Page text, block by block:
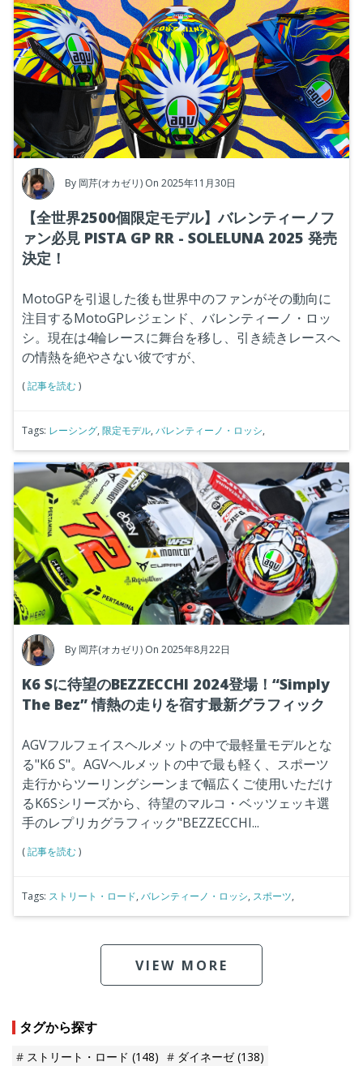
By 岡芹(オカゼリ) On 2025年11月30日
【全世界2500個限定モデル】バレンティーノフ
ァン必見 PISTA GP RR - SOLELUNA 2025 発売
決定！
MotoGPを引退した後も世界中のファンがその動向に
注目するMotoGPレジェンド、バレンティーノ・ロッ
シ。現在は4輪レースに舞台を移し、引き続きレースへ
の情熱を絶やさない彼ですが、
(記事を読む)
Tags: レーシング, 限定モデル, バレンティーノ・ロッシ,
By 岡芹(オカゼリ) On 2025年8月22日
K6 Sに待望のBEZZECCHI 2024登場！“Simply
The Bez” 情熱の走りを宿す最新グラフィック
AGVフルフェイスヘルメットの中で最軽量モデルとな
る"K6 S"。AGVヘルメットの中で最も軽く、スポーツ
走行からツーリングシーンまで幅広くご使用いただけ
るK6Sシリーズから、待望のマルコ・ベッツェッキ選
手のレプリカグラフィック"BEZZECCHI...
(記事を読む)
Tags: ストリート・ロード, バレンティーノ・ロッシ, スポーツ,
VIEW MORE
タグから探す
ストリート・ロード (148) ダイネーゼ(138)